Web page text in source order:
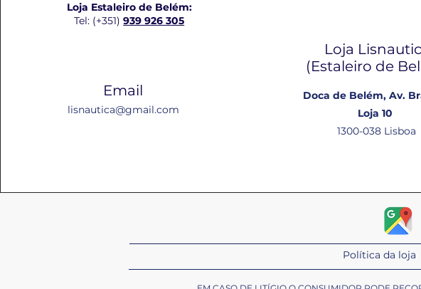
Loja Estaleiro de Belém:
Tel: (+351)939 926 305
Email
lisnautica@gmail.com
Loja
(Estaleiro de
Doca de Belém, Av.
Loja 10
1300-038 Lisboa
Política da loja